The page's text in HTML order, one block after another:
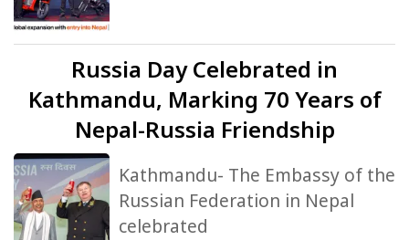
Russia Day Celebrated in
Kathmandu, Marking 70 Years of
Nepal-Russia Friendship
Kathmandu- The Embassy of the
Russian Federation in Nepal
celebrated